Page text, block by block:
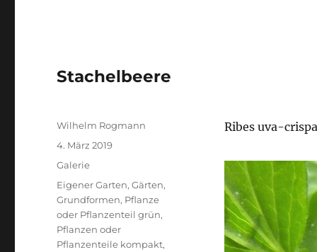
Stachelbeere
Ribes uva-crispa
Autor
Wilhelm Rogmann
Veröffentlicht
am
4. März 2019
Format
Galerie
Kategorien
Eigener Garten,Gärten,
Grundformen, Pflanze
oder Pflanzenteil grün,
Pflanzen oder
Pflanzenteile kompakt,